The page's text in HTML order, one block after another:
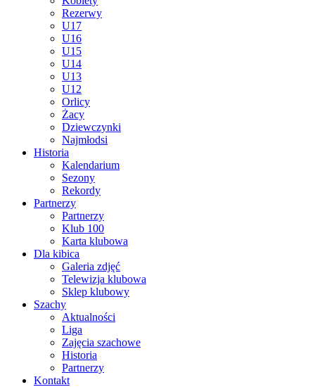
Rezerwy
U17
U16
U15
U14
U13
U12
Orlicy
Żacy
Dziewczynki
Najmłodsi
Historia
Kalendarium
Sezony
Rekordy
Partnerzy
Partnerzy
Klub 100
Karta klubowa
Dla kibica
Galeria zdjęć
Telewizja klubowa
Sklep klubowy
Szachy
Aktualności
Liga
Zajęcia szachowe
Historia
Partnerzy
Kontakt